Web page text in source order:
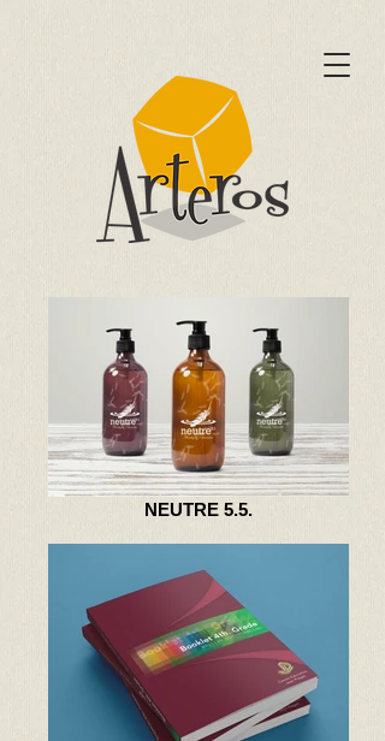
NEUTRE 5.5.